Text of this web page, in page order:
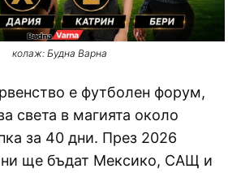
колаж: Будна Варна
е футболен форум,
света в магията около
за 40 дни. През 2026
ще бъдат Мексико, САЩ и